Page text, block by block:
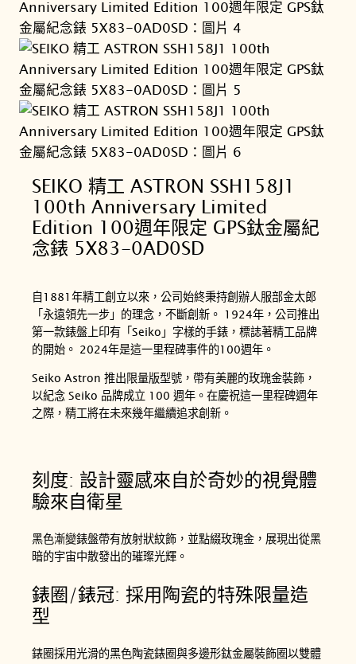
SEIKO 精工 ASTRON SSH158J1
100th Anniversary Limited
Edition 100週年限定 GPS鈦金屬紀
念錶 5X83-0AD0SD
自1881年精工創立以來，公司始終秉持創辦人服部金太郎
「永遠領先一步」的理念，不斷創新。 1924年，公司推出
第一款錶盤上印有「Seiko」字樣的手錶，標誌著精工品牌
的開始。 2024年是這一里程碑事件的100週年。
Seiko Astron 推出限量版型號，帶有美麗的玫瑰金裝飾，
以紀念 Seiko 品牌成立 100 週年。在慶祝這一里程碑週年
之際，精工將在未來幾年繼續追求創新。
刻度: 設計靈感來自於奇妙的視覺體
驗來自衛星
黑色漸變錶盤帶有放射狀紋飾，並點綴玫瑰金，展現出從黑
暗的宇宙中散發出的璀璨光輝。
錶圈/錶冠: 採用陶瓷的特殊限量造
型
錶圈採用光滑的黑色陶瓷錶圈與多邊形鈦金屬裝飾圈以雙體